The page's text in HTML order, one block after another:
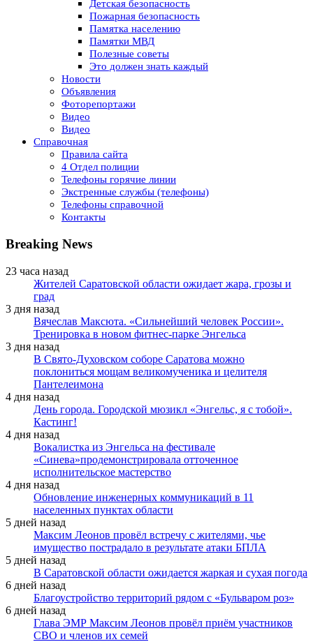
Детская безопасность
Пожарная безопасность
Памятка населению
Памятки МВД
Полезные советы
Это должен знать каждый
Новости
Объявления
Фоторепортажи
Видео
Видео
Справочная
Правила сайта
4 Отдел полиции
Телефоны горячие линии
Экстренные службы (телефоны)
Телефоны справочной
Контакты
Breaking News
23 часа назад
Жителей Саратовской области ожидает жара, грозы и
град
3 дня назад
Вячеслав Максюта. «Сильнейший человек России».
Тренировка в новом фитнес-парке Энгельса
3 дня назад
В Свято-Духовском соборе Саратова можно
поклониться мощам великомученика и целителя
Пантелеимона
4 дня назад
День города. Городской мюзикл «Энгельс, я с тобой».
Кастинг!
4 дня назад
Вокалистка из Энгельса на фестивале
«Синева»продемонстрировала отточенное
исполнительское мастерство
4 дня назад
Обновление инженерных коммуникаций в 11
населенных пунктах области
5 дней назад
Максим Леонов провёл встречу с жителями, чье
имущество пострадало в результате атаки БПЛА
5 дней назад
В Саратовской области ожидается жаркая и сухая погода
6 дней назад
Благоустройство территорий рядом с «Бульваром роз»
6 дней назад
Глава ЭМР Максим Леонов провёл приём участников
СВО и членов их семей